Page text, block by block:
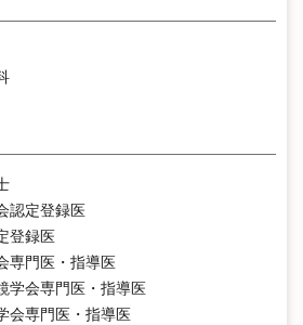
認定登録医
登録医
専門医・指導医
学会専門医・指導医
会専門医・指導医